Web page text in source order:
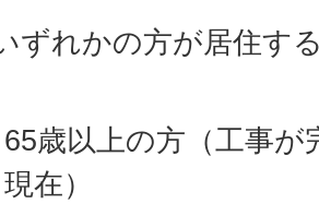
ずれかの方が居住す
65歳以上の方（工事
現在）